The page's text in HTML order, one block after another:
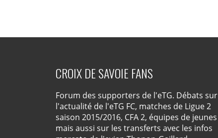
CROIX DE SAVOIE FANS
Forum des supporters de l'eTG. Débats sur
l'actualité de l'eTG FC, matches de Ligue 2
saison 2015/2016, CFA 2, équipes de jeunes
mais aussi sur les transferts avec les infos